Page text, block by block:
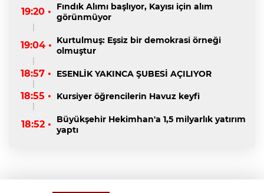
19:20 •
Fındık Alımı başlıyor, Kayısı için alım
görünmüyor
19:04 • Kurtulmuş: Eşsiz bir demokrasi örneği
olmuştur
18:57 • ESENLİK YAKINCA ŞUBESİ AÇILIYOR
18:55 • Kursiyer öğrencilerin Havuz keyfi
18:52 •
Büyükşehir Hekimhan'a 1,5 milyarlık yatırım
yaptı